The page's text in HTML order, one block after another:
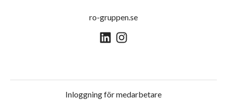
ro-gruppen.se
Inloggning för medarbetare